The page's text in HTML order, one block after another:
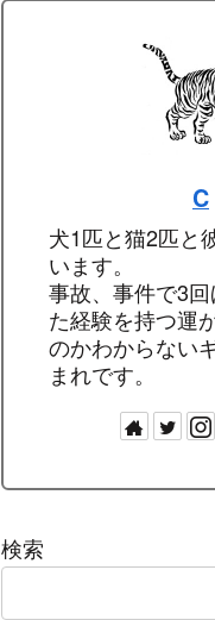
C
犬1匹と猫2匹と
います。
事故、事件で3
た経験を持つ運
のかわからない
まれです。
検索